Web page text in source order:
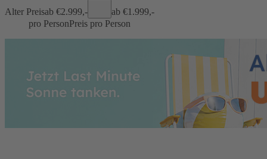
Alter Preisab €2.999,- ab €1.999,-
pro PersonPreis pro Person